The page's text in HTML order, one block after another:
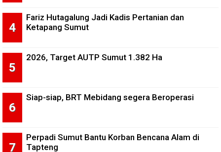
Fariz Hutagalung Jadi Kadis Pertanian dan
Ketapang Sumut
2026, Target AUTP Sumut 1.382 Ha
Siap-siap, BRT Mebidang segera Beroperasi
Perpadi Sumut Bantu Korban Bencana Alam di
Tapteng